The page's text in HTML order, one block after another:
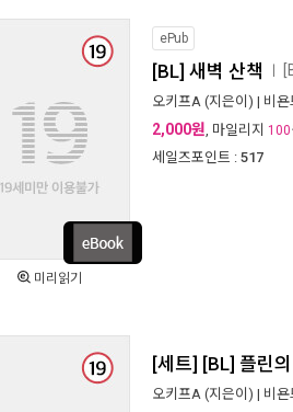
미리읽기
ePub
[BL] 새벽 산책
오키프A (지은이) | 비욘
2,000원, 마일리지 100
세일즈포인트 : 517
[세트] [BL] 플린
오키프A (지은이) | 비욘